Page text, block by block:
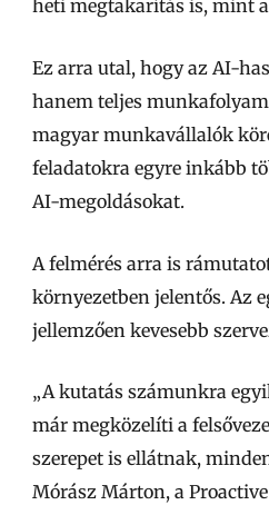
heti megtakarítás is, mint
Ez arra utal, hogy az AI-
hanem teljes
magyar munkavállalók
feladatokra egyre inkább
AI-megoldásokat.
A felmérés arra is
környezetben jelentős. Az
jellemzően kevesebb
„A kutatás számunkra
már megközelíti a
szerepet is ellátnak,
Mórász Márton, a